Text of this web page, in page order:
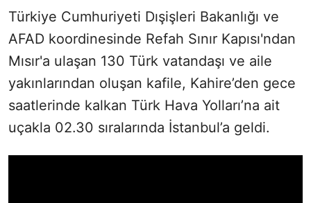
Türkiye Cumhuriyeti Dışişleri Bakanlığı ve
AFAD koordinesinde Refah Sınır Kapısı'ndan
Mısır'a ulaşan 130 Türk vatandaşı ve aile
yakınlarından oluşan kafile, Kahire’den gece
saatlerinde kalkan Türk Hava Yolları’na ait
uçakla 02.30 sıralarında İstanbul’a geldi.